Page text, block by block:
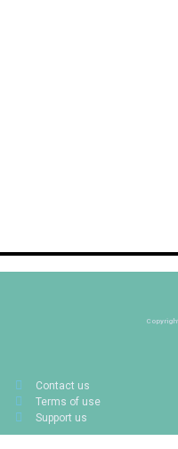
Contact us
Terms of use
Support us